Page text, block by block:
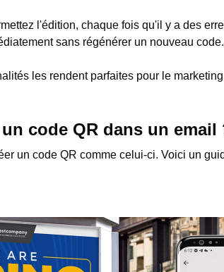
l'édition, chaque fois qu'il y a des
sans régénérer un nouveau code.
les rendent parfaites pour le
code QR dans un email
un code QR comme celui-ci. Voici un